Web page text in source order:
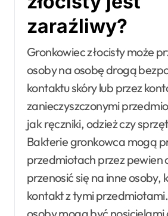
zaraźliwy?
Gronkowiec złocisty może
osoby na osobę drogą
kontaktu skóry lub przez
zanieczyszczonymi
jak ręczniki, odzież czy
Bakterie gronkowca mogą
przedmiotach przez pewien
przenosić się na inne osoby,
kontakt z tymi